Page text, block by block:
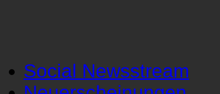
Social Newsstream